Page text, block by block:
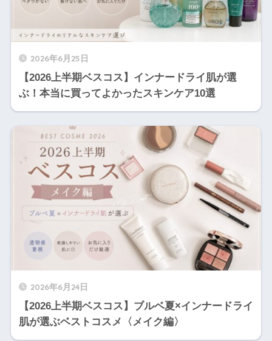
2026年6月25日
【2026上半期ベスコス】インナードライ肌が選
ぶ！本当に買ってよかったスキンケア10選
2026年6月24日
【2026上半期ベスコス】ブルベ夏×インナードライ
肌が選ぶベストコスメ〈メイク編〉